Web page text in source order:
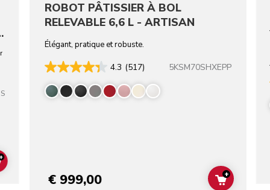
ADD TO CART
ROBOT PÂTISSIER À BOL
RELEVABLE 6,6 L - ARTISAN
Élégant, pratique et robuste.
4.3 (517) 5KSM70SHXEPP
€ 999,00 ADD TO
+